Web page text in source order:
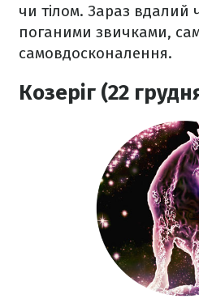
чи тілом. Зараз
поганими звичками,
самовдосконалення.
Козеріг (22